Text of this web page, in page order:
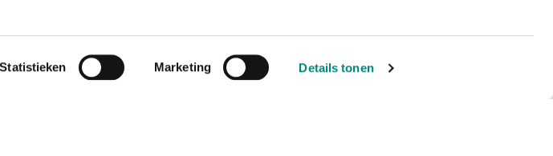
Statistieken Marketing Details tonen